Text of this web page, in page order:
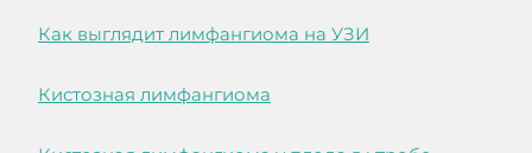
Как выглядит лимфангиома на УЗИ
Кистозная лимфангиома